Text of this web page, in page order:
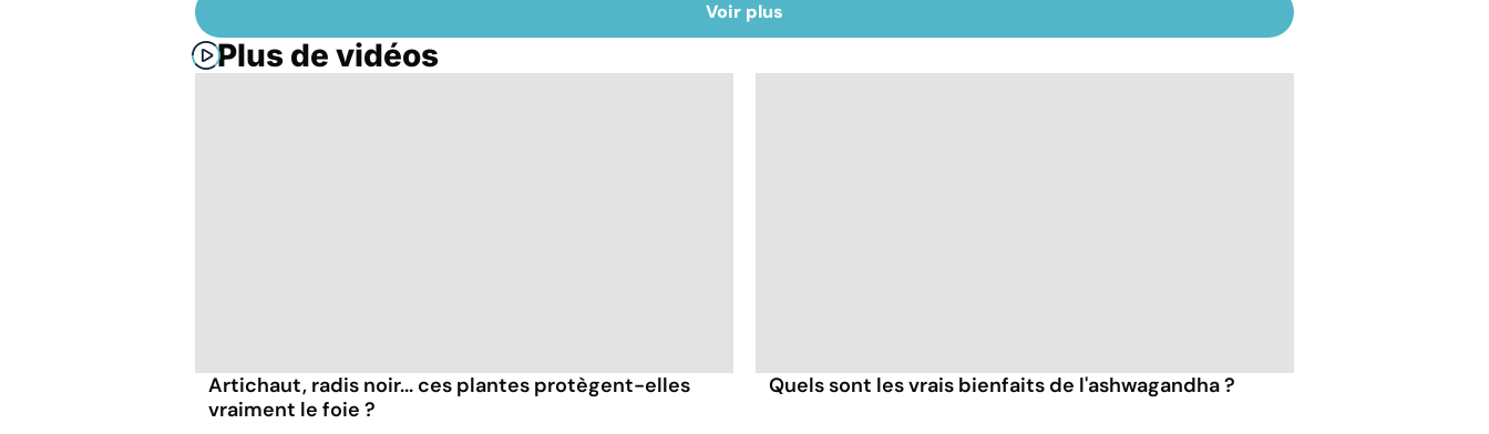
Voir plus
Plus de vidéos
Artichaut, radis noir... ces plantes protègent-elles
vraiment le foie ?
Quels sont les vrais bienfaits de l'ashwagandha ?